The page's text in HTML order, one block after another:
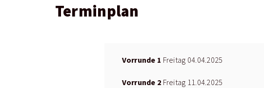
Terminplan
Vorrunde 1 Freitag 04.04.2025
Vorrunde 2 Freitag 11.04.2025